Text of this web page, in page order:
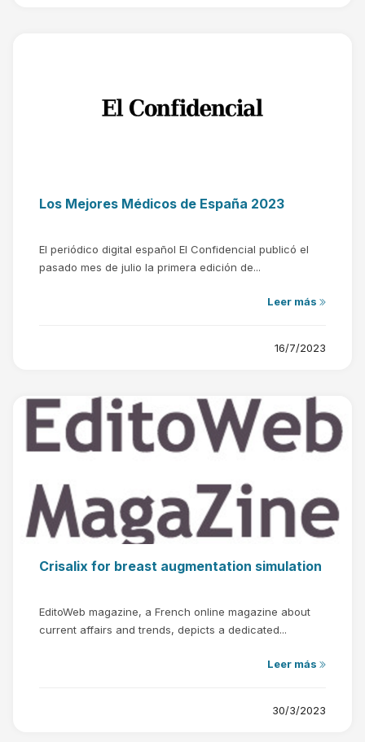
Los Mejores Médicos de España 2023
El periódico digital español El Confidencial publicó el
pasado mes de julio la primera edición de...
Leer más
16/7/2023
Crisalix for breast augmentation simulation
EditoWeb magazine, a French online magazine about
current affairs and trends, depicts a dedicated...
Leer más
30/3/2023